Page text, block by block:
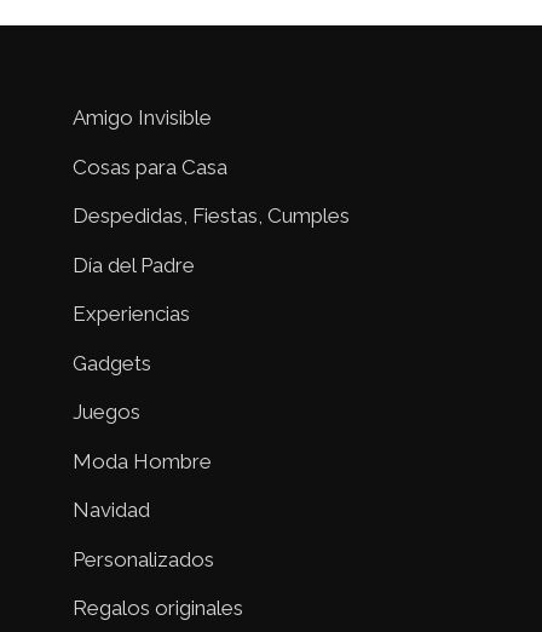
Amigo Invisible
Cosas para Casa
Despedidas, Fiestas, Cumples
Día del Padre
Experiencias
Gadgets
Juegos
Moda Hombre
Navidad
Personalizados
Regalos originales